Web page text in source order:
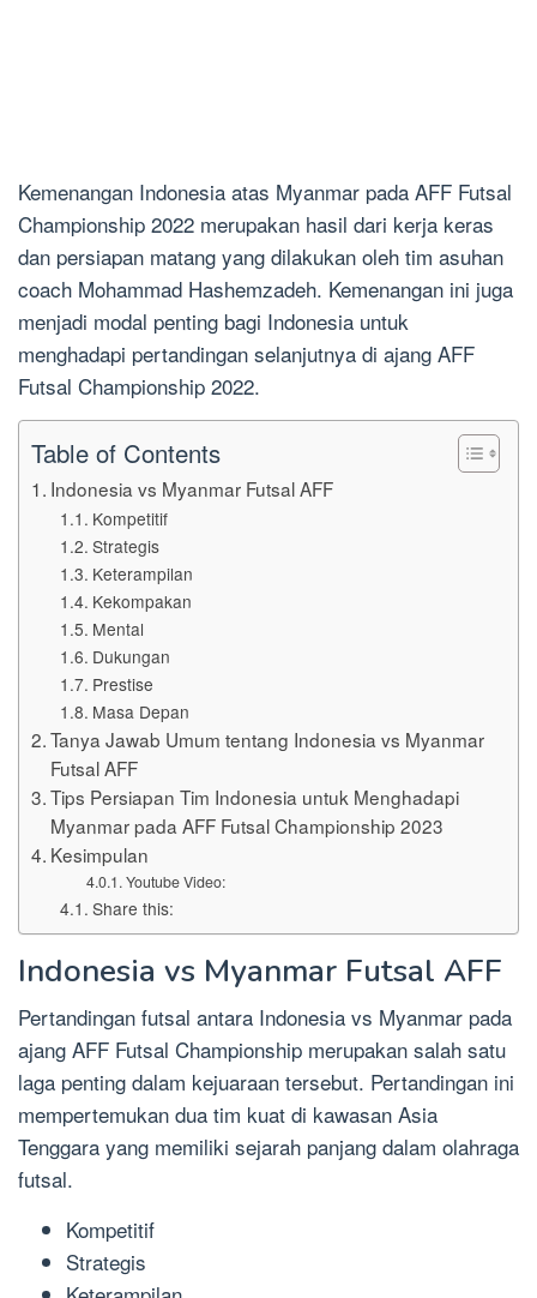
Kemenangan Indonesia atas Myanmar pada AFF Futsal
Championship 2022 merupakan hasil dari kerja keras
dan persiapan matang yang dilakukan oleh tim asuhan
coach Mohammad Hashemzadeh. Kemenangan ini juga
menjadi modal penting bagi Indonesia untuk
menghadapi pertandingan selanjutnya di ajang AFF
Futsal Championship 2022.
Table of Contents
Indonesia vs Myanmar Futsal AFF
Kompetitif
Strategis
Keterampilan
Kekompakan
Mental
Dukungan
Prestise
Masa Depan
Tanya Jawab Umum tentang Indonesia vs Myanmar
Futsal AFF
Tips Persiapan Tim Indonesia untuk Menghadapi
Myanmar pada AFF Futsal Championship 2023
Kesimpulan
Youtube Video:
Share this:
Indonesia vs Myanmar Futsal AFF
Pertandingan futsal antara Indonesia vs Myanmar pada
ajang AFF Futsal Championship merupakan salah satu
laga penting dalam kejuaraan tersebut. Pertandingan ini
mempertemukan dua tim kuat di kawasan Asia
Tenggara yang memiliki sejarah panjang dalam olahraga
futsal.
Kompetitif
Strategis